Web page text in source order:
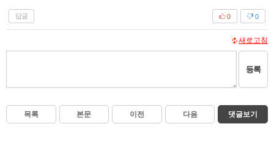
답글 0
0
새로고침
등록
목록 본문 이전 다음 댓글보기